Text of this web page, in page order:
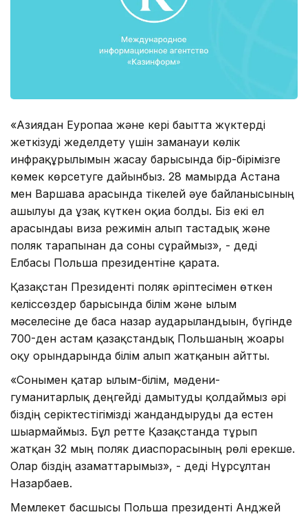
«Азиядан Еуропаға және кері бағытта жүктерді
жеткізуді жеделдету үшін заманауи көлік
инфрақұрылымын жасау барысында бір-бірімізге
көмек көрсетуге дайынбыз. 28 мамырда Астана
мен Варшава арасында тікелей әуе байланысының
ашылуы да ұзақ күткен оқиға болды. Біз екі ел
арасындағы виза режимін алып тастадық және
поляк тарапынан да соны сұраймыз», - деді
Елбасы Польша президентіне қарата.
Қазақстан Президенті поляк әріптесімен өткен
келіссөздер барысында білім және ғылым
мәселесіне де баса назар аударылғандығын, бүгінде
700-ден астам қазақстандық Польшаның жоғары
оқу орындарында білім алып жатқанын айтты.
«Сонымен қатар ғылым-білім, мәдени-
гуманитарлық деңгейді дамытуды қолдаймыз әрі
біздің серіктестігімізді жандандыруды да естен
шығармаймыз. Бұл ретте Қазақстанда тұрып
жатқан 32 мың поляк диаспорасының рөлі ерекше.
Олар біздің азаматтарымыз», - деді Нұрсұлтан
Назарбаев.
Мемлекет басшысы Польша президенті Анджей